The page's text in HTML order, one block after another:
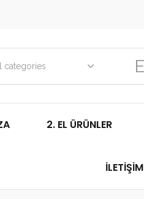
categories
2. EL ÜRÜNLER
İLETIŞIM